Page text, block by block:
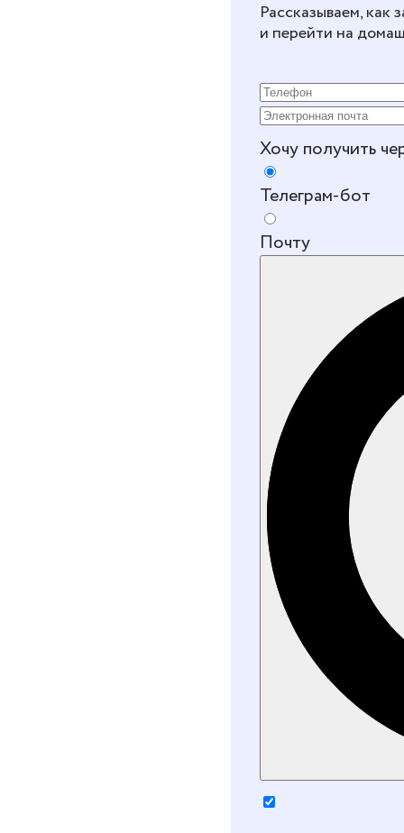
Рассказываем,
и перейти на
Хочу получить
Телеграм-бот
Почту